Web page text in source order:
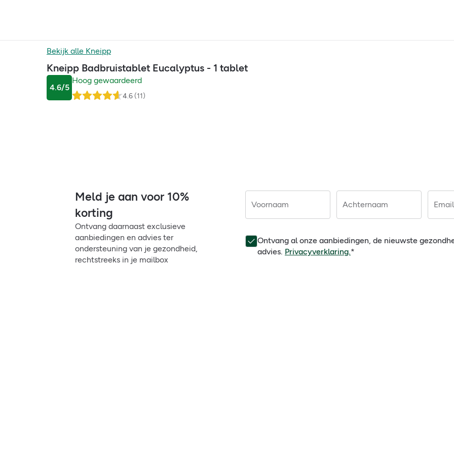
Bekijk alle Kneipp
Kneipp Badbruistablet Eucalyptus - 1 tablet
4.6/5
Hoog gewaardeerd
4.6(11)
Meld je aan voor 10%
korting
Ontvang daarnaast exclusieve
aanbiedingen en advies ter
ondersteuning van je gezondheid,
rechtstreeks in je mailbox
Voornaam Achternaam Email
Ontvang al onze aanbiedingen, de nieuwste
advies. Privacyverklaring.*